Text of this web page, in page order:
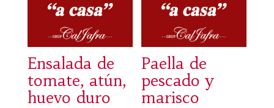
Ensalada de
tomate, atún,
huevo duro
Paella de
pescado y
marisco